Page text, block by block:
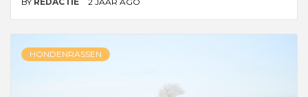
HONDENRASSEN